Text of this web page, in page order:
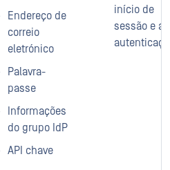
Endereço de
correio
eletrónico
Palavra-
passe
Informações
do grupo IdP
API chave
início de
sessão e a